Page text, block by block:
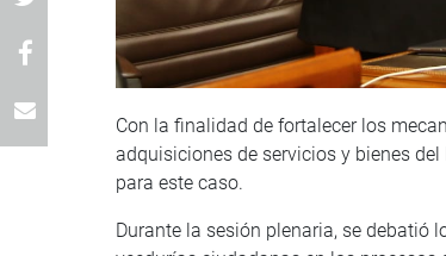
Con la finalidad de fortalecer los
adquisiciones de servicios y bienes
para este caso.
Durante la sesión plenaria, se debatió